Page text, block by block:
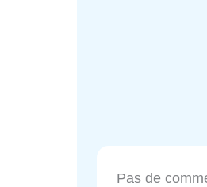
Pas de